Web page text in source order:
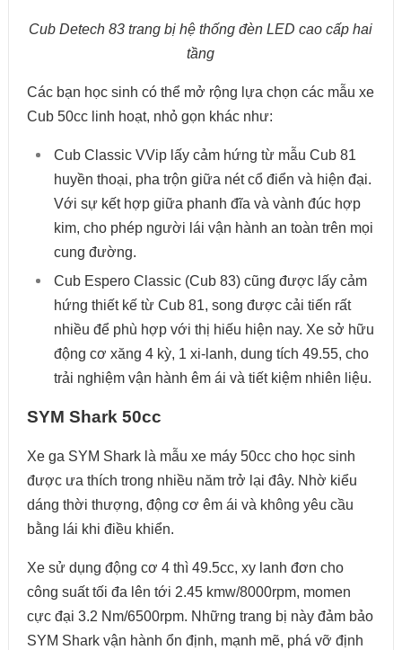
Cub Detech 83 trang bị hệ thống đèn LED cao cấp hai
tầng
Các bạn học sinh có thể mở rộng lựa chọn các mẫu xe
Cub 50cc linh hoạt, nhỏ gọn khác như:
Cub Classic VVip lấy cảm hứng từ mẫu Cub 81
huyền thoại, pha trộn giữa nét cổ điển và hiện đại.
Với sự kết hợp giữa phanh đĩa và vành đúc hợp
kim, cho phép người lái vận hành an toàn trên mọi
cung đường.
Cub Espero Classic (Cub 83) cũng được lấy cảm
hứng thiết kế từ Cub 81, song được cải tiến rất
nhiều để phù hợp với thị hiếu hiện nay. Xe sở hữu
động cơ xăng 4 kỳ, 1 xi-lanh, dung tích 49.55, cho
trải nghiệm vận hành êm ái và tiết kiệm nhiên liệu.
SYM Shark 50cc
Xe ga SYM Shark là mẫu xe máy 50cc cho học sinh
được ưa thích trong nhiều năm trở lại đây. Nhờ kiểu
dáng thời thượng, động cơ êm ái và không yêu cầu
bằng lái khi điều khiển.
Xe sử dụng động cơ 4 thì 49.5cc, xy lanh đơn cho
công suất tối đa lên tới 2.45 kmw/8000rpm, momen
cực đại 3.2 Nm/6500rpm. Những trang bị này đảm bảo
SYM Shark vận hành ổn định, mạnh mẽ, phá vỡ định